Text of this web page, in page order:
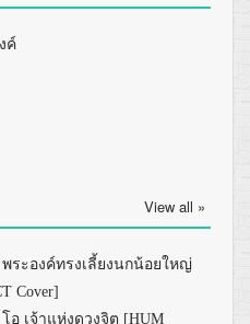
ค์
View all »
ระองค์ทรงเลี้ยงนกน้อยใหญ่
Cover]
อ เจ้าแห่งดวงจิต [HUM